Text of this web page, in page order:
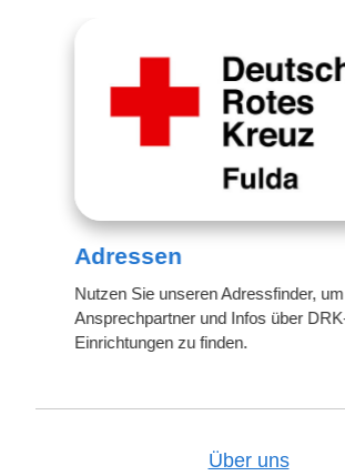
Adressen
Nutzen Sie unseren Adressfinder, um
Ansprechpartner und Infos über
Einrichtungen zu finden.
Über uns